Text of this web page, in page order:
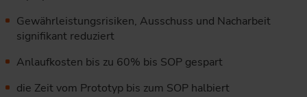
Gewährleistungsrisiken, Ausschuss und Nacharbeit
signifikant reduziert
Anlaufkosten bis zu 60% bis SOP gespart
die Zeit vom Prototyp bis zum SOP halbiert